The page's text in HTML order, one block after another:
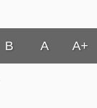
B A A+